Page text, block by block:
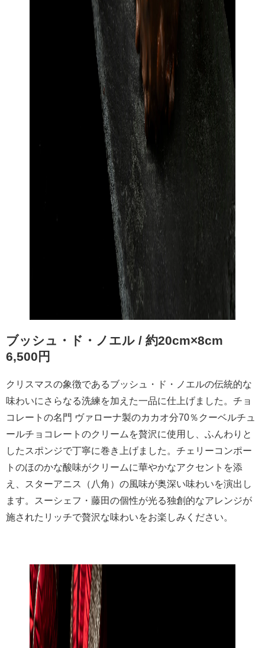
ブッシュ・ド・ノエル / 約20cm×8cm
6,500円
クリスマスの象徴であるブッシュ・ド・ノエルの伝統的な
味わいにさらなる洗練を加えた一品に仕上げました。チョ
コレートの名門 ヴァローナ製のカカオ分70％クーベルチュ
ールチョコレートのクリームを贅沢に使用し、ふんわりと
したスポンジで丁寧に巻き上げました。チェリーコンポー
トのほのかな酸味がクリームに華やかなアクセントを添
え、スターアニス（八角）の風味が奥深い味わいを演出し
ます。スーシェフ・藤田の個性が光る独創的なアレンジが
施されたリッチで贅沢な味わいをお楽しみください。